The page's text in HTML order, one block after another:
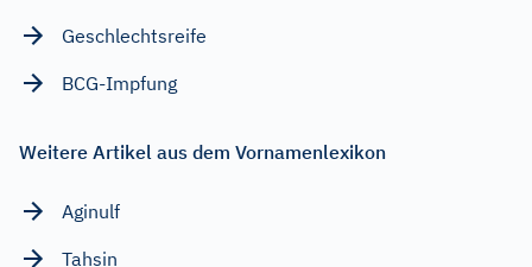
Geschlechtsreife
BCG-Impfung
Weitere Artikel aus dem Vornamenlexikon
Aginulf
Tahsin